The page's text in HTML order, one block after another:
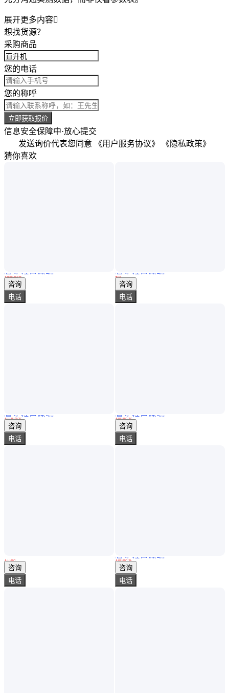
展开更多内容
想找货源？
采购商品
您的电话
您的称呼
立即获取报价
信息安全保障中·放心提交
发送询价代表您同意 《用户服务协议》
《隐私政策》
猜你喜欢
振迪检测-多通道振动分析仪-Luomk在线监测运行状态-上门演示
真实性已核验
￥6888.00/件
江苏苏州
咨询
电话
康瑞 先进的技术 三维步态分析与训练系统 拥有趣味性 高效及时
真实性已核验
￥ 10.00万/套
浙江金华
咨询
电话
￥ 1.00万
山东济南
咨询
电话
倾点、凝点 冷滤点 浊点 高温下润滑脂在球轴承中的寿命 配件
真实性已核验
面议
北京
咨询
电话
康瑞 拥有趣味性 三维步态分析与训练系统 经久耐用 先进的技术
真实性已核验
￥10 .00万/套
江苏泰州
咨询
电话
直升机飞防 直升机植保 直升机农林喷洒 直升机防治
真实性已核验
￥10.00万/件
山东济南
咨询
电话